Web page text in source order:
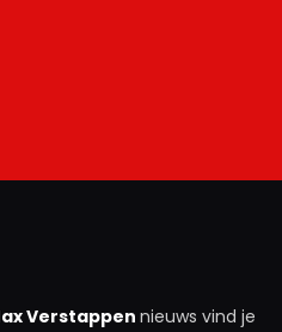
Verstappennieuws vind je